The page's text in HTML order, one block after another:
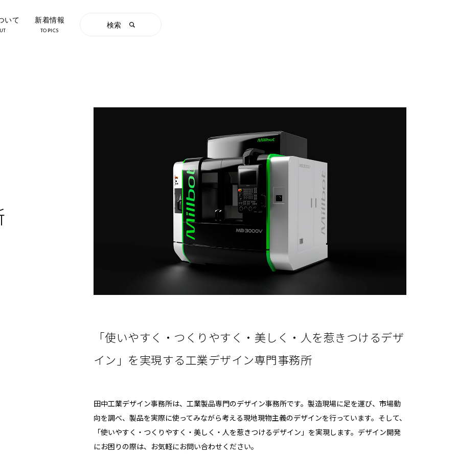
いて 新着情報
TOPICS
検索
「使いやすく・つくりやすく・美しく・人を惹きつけるデザ
イン」を実現する工業デザイン専門事務所
田中工業デザイン事務所は、工業製品専門のデザイン事務所です。製造現場に足を運び、市場動
向を調べ、製品を実際に使ってみながら考える現地現物主義のデザインを行っています。そして、
「使いやすく・つくりやすく・美しく・人を惹きつけるデザイン」を実現します。デザイン開発
にお困りの際は、お気軽にお問い合わせください。